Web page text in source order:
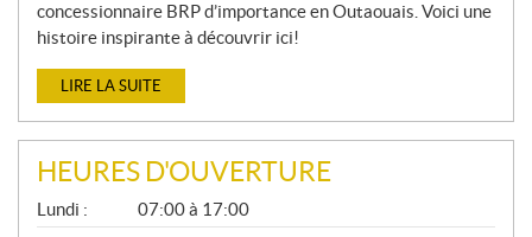
concessionnaire BRP d’importance en Outaouais. Voici une
histoire inspirante à découvrir ici!
LIRE LA SUITE
HEURES D'OUVERTURE
G
É
Lundi :
07:00 à 17:00